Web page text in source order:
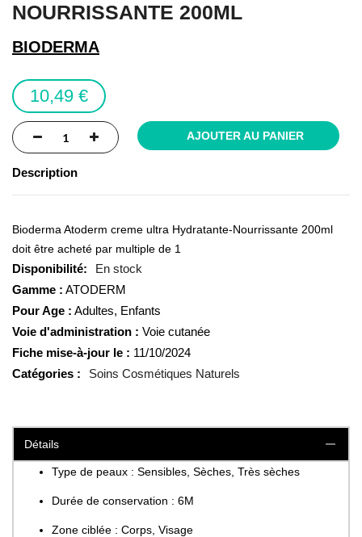
of
images
NOURRISSANTE 200ML
BIODERMA
10,49 €
AJOUTER AU PANIER
Description
Bioderma Atoderm creme ultra Hydratante-Nourrissante 200ml
doit être acheté par multiple de 1
En stock
Gamme : ATODERM
Pour Age : Adultes, Enfants
Voie d'administration : Voie cutanée
Fiche mise-à-jour le : 11/10/2024
Catégories :
Soins Cosmétiques Naturels
Détails
Type de peaux : Sensibles, Sèches, Très sèches
Durée de conservation : 6M
Zone ciblée : Corps, Visage